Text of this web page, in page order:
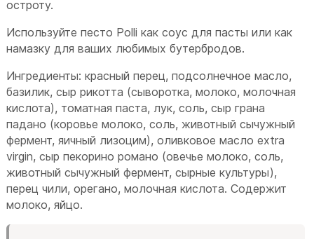
остроту.
Используйте песто Polli как соус для пасты или как
намазку для ваших любимых бутербродов.
Ингредиенты: красный перец, подсолнечное масло,
базилик, сыр рикотта (сыворотка, молоко, молочная
кислота), томатная паста, лук, соль, сыр грана
падано (коровье молоко, соль, животный сычужный
фермент, яичный лизоцим), оливковое масло extra
virgin, сыр пекорино романо (овечье молоко, соль,
животный сычужный фермент, сырные культуры),
перец чили, орегано, молочная кислота. Содержит
молоко, яйцо.